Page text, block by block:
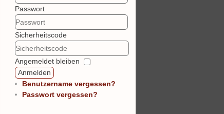
Passwort
Sicherheitscode
Angemeldet bleiben
Anmelden
Benutzername vergessen?
Passwort vergessen?